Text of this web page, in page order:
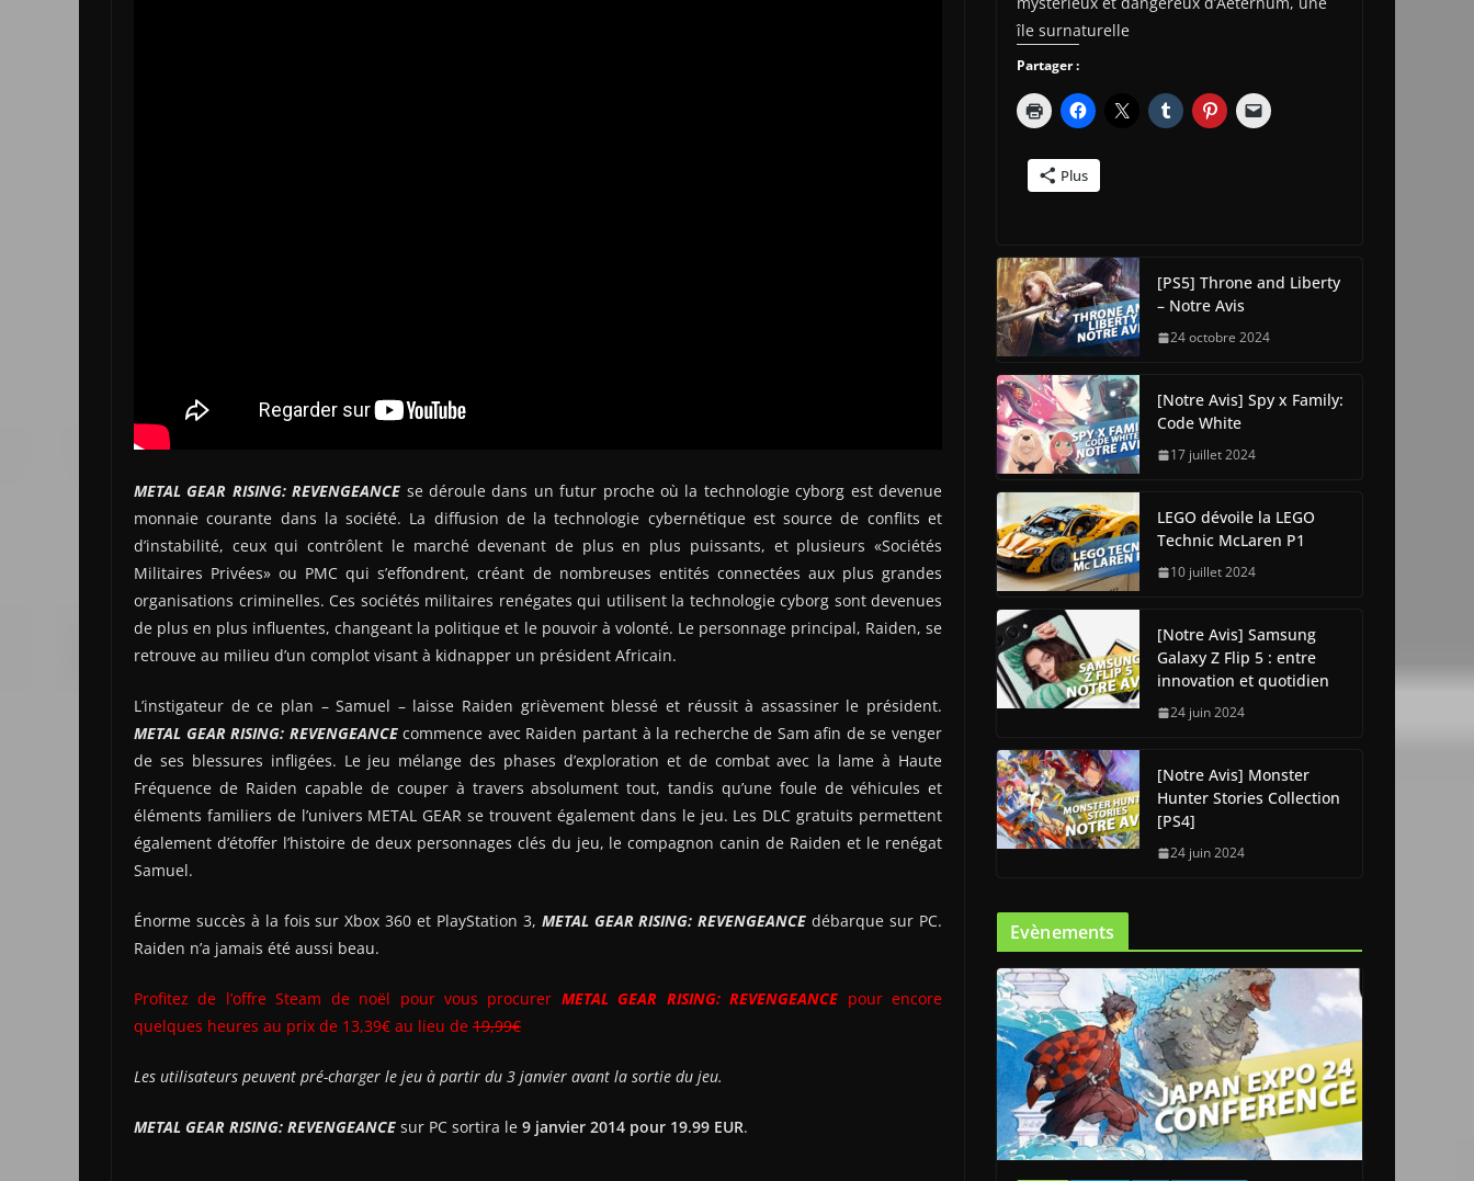
METAL GEAR RISING: REVENGEANCE se déroule dans un futur proche où la technologie cyborg est devenue
monnaie courante dans la société. La diffusion de la technologie cybernétique est source de conflits et
d’instabilité, ceux qui contrôlent le marché devenant de plus en plus puissants, et plusieurs «Sociétés
Militaires Privées» ou PMC qui s’effondrent, créant de nombreuses entités connectées aux plus grandes
organisations criminelles. Ces sociétés militaires renégates qui utilisent la technologie cyborg sont devenues
de plus en plus influentes, changeant la politique et le pouvoir à volonté. Le personnage principal, Raiden, se
retrouve au milieu d’un complot visant à kidnapper un président Africain.
L’instigateur de ce plan – Samuel – laisse Raiden grièvement blessé et réussit à assassiner le président.
METAL GEAR RISING: REVENGEANCEcommence avec Raiden partant à la recherche de Sam afin de se venger
de ses blessures infligées. Le jeu mélange des phases d’exploration et de combat avec la lame à Haute
Fréquence de Raiden capable de couper à travers absolument tout, tandis qu’une foule de véhicules et
éléments familiers de l’univers METAL GEAR se trouvent également dans le jeu. Les DLC gratuits permettent
également d’étoffer l’histoire de deux personnages clés du jeu, le compagnon canin de Raiden et le renégat
Samuel.
Énorme succès à la fois sur Xbox 360 et PlayStation 3, METAL GEAR RISING: REVENGEANCE débarque sur PC.
Raiden n’a jamais été aussi beau.
Profitez de l’offre Steam de noël pour vous procurer METAL GEAR RISING: REVENGEANCE pour encore
quelques heures au prix de 13,39€ au lieu de 19,99€
Les utilisateurs peuvent pré-charger le jeu à partir du 3 janvier avant la sortie du jeu.
METAL GEAR RISING: REVENGEANCE sur PC sortira le 9 janvier 2014 pour 19.99 EUR.
île surnaturelle
Partager :
Plus
[PS5] Throne and Liberty
– Notre Avis
24 octobre 2024
[Notre Avis] Spy x Family:
Code White
17 juillet 2024
LEGO dévoile la LEGO
Technic McLaren P1
10 juillet 2024
[Notre Avis] Samsung
Galaxy Z Flip 5 : entre
innovation et quotidien
24 juin 2024
[Notre Avis] Monster
Hunter Stories Collection
[PS4]
24 juin 2024
Evènements